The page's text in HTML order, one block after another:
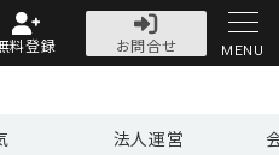
公益・一般法人オ
料登録
お問合せ
MENU
法人運営